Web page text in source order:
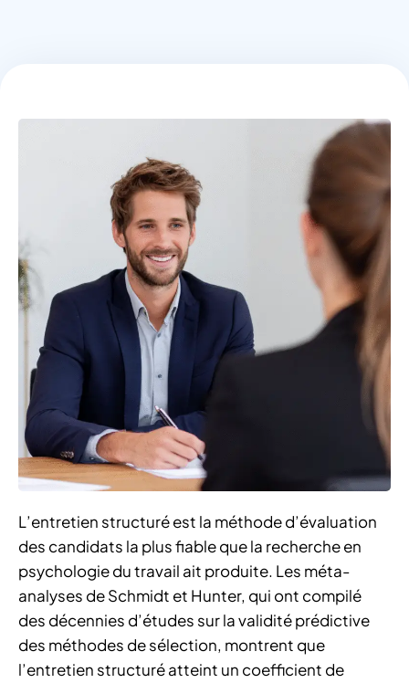
L’entretien structuré est la méthode d’évaluation
des candidats la plus fiable que la recherche en
psychologie du travail ait produite. Les méta-
analyses de Schmidt et Hunter, qui ont compilé
des décennies d’études sur la validité prédictive
des méthodes de sélection, montrent que
l’entretien structuré atteint un coefficient de